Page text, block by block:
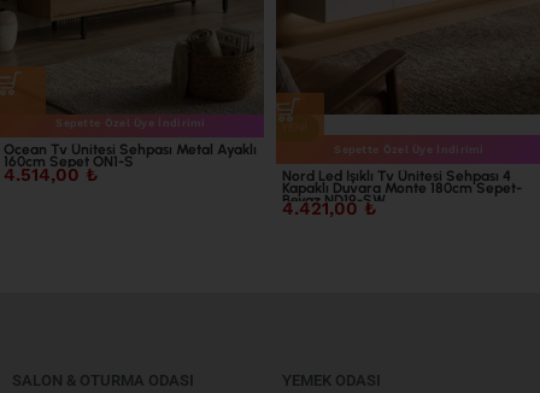
Sepette Özel Üye İndirimi
Ocean Tv Ünitesi Sehpası Metal Ayaklı
160cm Sepet ON1-S
4.514,00 ₺
Sepette Özel Üye İndirimi
Nord Led Işıklı Tv Ünitesi Sehpası 4
Kapaklı Duvara Monte 180cm Sepet-
Beyaz ND19-SW
4.421,00₺
SALON & OTURMA ODASI
YEMEK ODASI